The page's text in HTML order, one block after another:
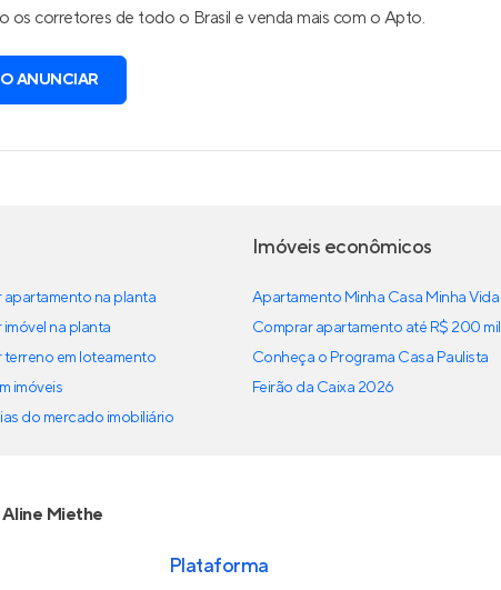
os corretores de todo o Brasil e venda mais com o Apto.
ANUNCIAR
apartamento na planta
na planta
terreno em loteamento
imóveis
do mercado imobiliário
Imóveis econômicos
Apartamento Minha Casa Minha Vida
Comprar apartamento até R$ 200 mil
Conheça o Programa Casa Paulista
Feirão da Caixa 2026
Aline Miethe
Plataforma